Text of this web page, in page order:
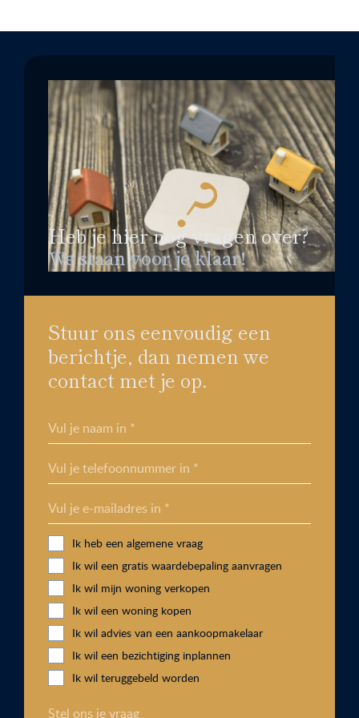
Heb je hier nog vragen over?
We staan voor je klaar!
Stuur ons eenvoudig een
berichtje, dan nemen we
contact met je op.
Vul je naam in *
Vul je telefoonnummer in *
Vul je e-mailadres in *
Ik heb een algemene vraag
Ik wil een gratis waardebepaling aanvragen
Ik wil mijn woning verkopen
Ik wil een woning kopen
Ik wil advies van een aankoopmakelaar
Ik wil een bezichtiging inplannen
Ik wil teruggebeld worden
Stel ons je vraag